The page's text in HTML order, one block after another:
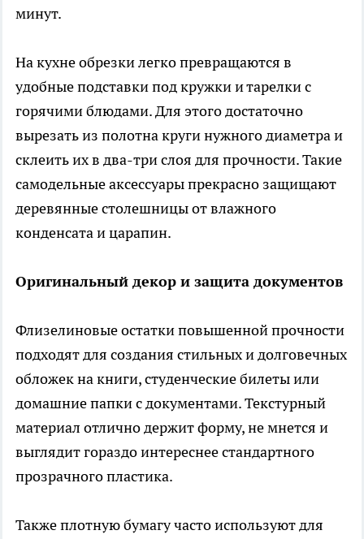
минут.
На кухне обрезки легко превращаются в
удобные подставки под кружки и тарелки с
горячими блюдами. Для этого достаточно
вырезать из полотна круги нужного диаметра и
склеить их в два-три слоя для прочности. Такие
самодельные аксессуары прекрасно защищают
деревянные столешницы от влажного
конденсата и царапин.
Оригинальный декор и защита документов
Флизелиновые остатки повышенной прочности
подходят для создания стильных и долговечных
обложек на книги, студенческие билеты или
домашние папки с документами. Текстурный
материал отлично держит форму, не мнется и
выглядит гораздо интереснее стандартного
прозрачного пластика.
Также плотную бумагу часто используют для